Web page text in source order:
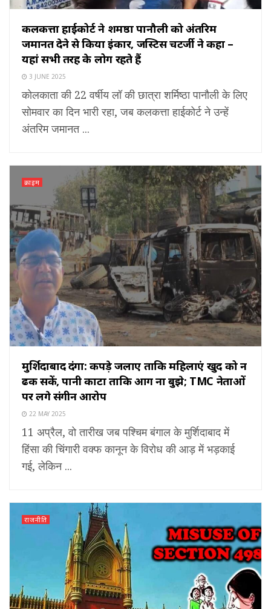
कलकत्ता हाईकोर्ट ने शर्मिष्ठा पानौली को अंतरिम
जमानत देने से किया इंकार, जस्टिस चटर्जी ने कहा –
यहां सभी तरह के लोग रहते हैं
3 JUNE 2025
कोलकाता की 22 वर्षीय लॉ की छात्रा शर्मिष्ठा पानौली के लिए
सोमवार का दिन भारी रहा, जब कलकत्ता हाईकोर्ट ने उन्हें
अंतरिम जमानत ...
क्राइम
मुर्शिदाबाद दंगा: कपड़े जलाए ताकि महिलाएं खुद को न
ढक सकें, पानी काटा ताकि आग ना बुझे; TMC नेताओं
पर लगे संगीन आरोप
22 MAY 2025
11 अप्रैल, वो तारीख जब पश्चिम बंगाल के मुर्शिदाबाद में
हिंसा की चिंगारी वक्फ कानून के विरोध की आड़ में भड़काई
गई, लेकिन ...
राजनीति